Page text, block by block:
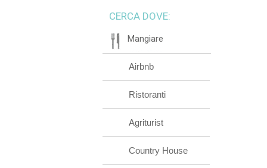
CERCA DOVE:
Mangiare
Airbnb
Ristoranti
Agriturist
Country House